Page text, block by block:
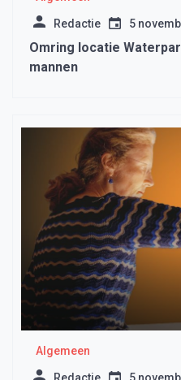
Redactie 5
Omring locatie
mannen
Algemeen